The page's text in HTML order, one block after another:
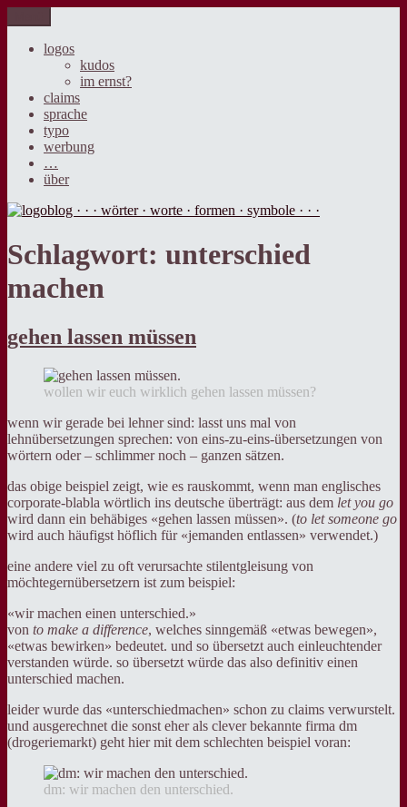
Inhalt
springen
logoblog · · · wörter · worte · formen · symbole · · ·
der blog über sprache, design und werbung.
logos
kudos
im ernst?
claims
sprache
typo
werbung
…
über
Schlagwort: unterschied
machen
gehen lassen müssen
wollen wir euch wirklich gehen lassen müssen?
wenn wir gerade bei lehner sind: lasst uns mal von
lehnübersetzungen sprechen: von eins-zu-eins-übersetzungen von
wörtern oder – schlimmer noch – ganzen sätzen.
das obige beispiel zeigt, wie es rauskommt, wenn man englisches
corporate-blabla wörtlich ins deutsche überträgt: aus dem let you go
wird dann ein behäbiges «gehen lassen müssen». (to let someone go
wird auch häufigst höflich für «jemanden entlassen» verwendet.)
eine andere viel zu oft verursachte stilentgleisung von
möchtegernübersetzern ist zum beispiel:
«wir machen einen unterschied.»
von to make a difference, welches sinngemäß «etwas bewegen»,
«etwas bewirken» bedeutet. und so übersetzt auch einleuchtender
verstanden würde. so übersetzt würde das also definitiv einen
unterschied machen.
leider wurde das «unterschiedmachen» schon zu claims verwurstelt.
und ausgerechnet die sonst eher als clever bekannte firma dm
(drogeriemarkt) geht hier mit dem schlechten beispiel voran:
dm: wir machen den unterschied.